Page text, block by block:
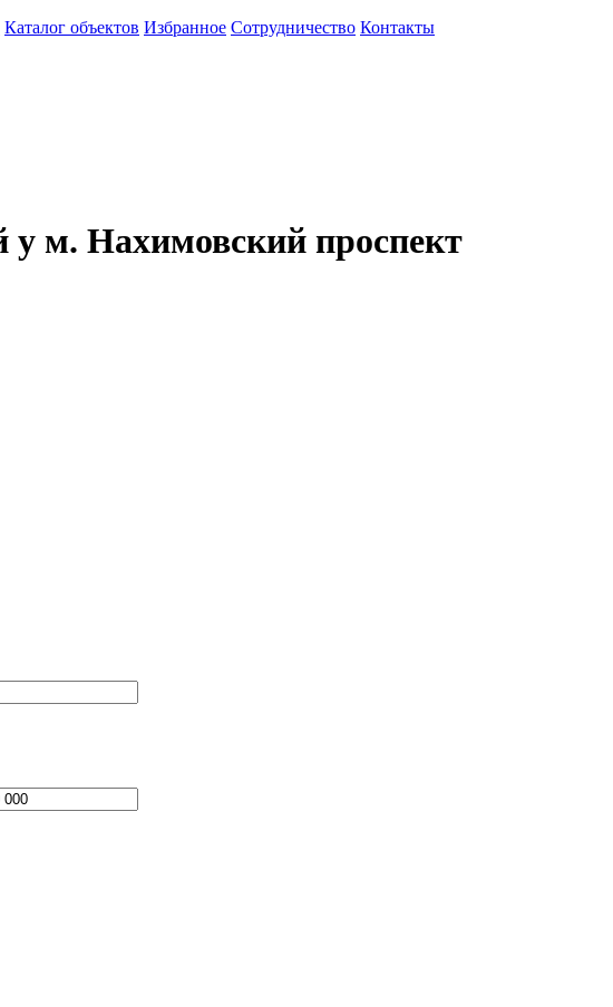
Каталог объектов Избранное Сотрудничество Контакты
м. Нахимовский проспект